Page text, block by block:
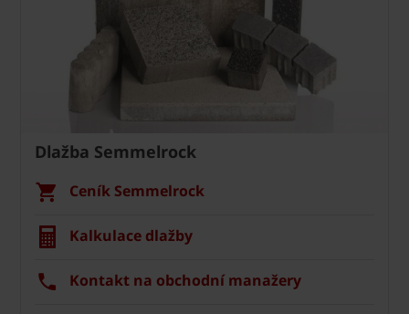
Dlažba Semmelrock
Ceník Semmelrock
Kalkulace dlažby
Kontakt na obchodní manažery